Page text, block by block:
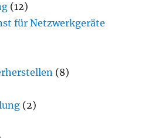
(12)
für Netzwerkgeräte
(8)
(2)